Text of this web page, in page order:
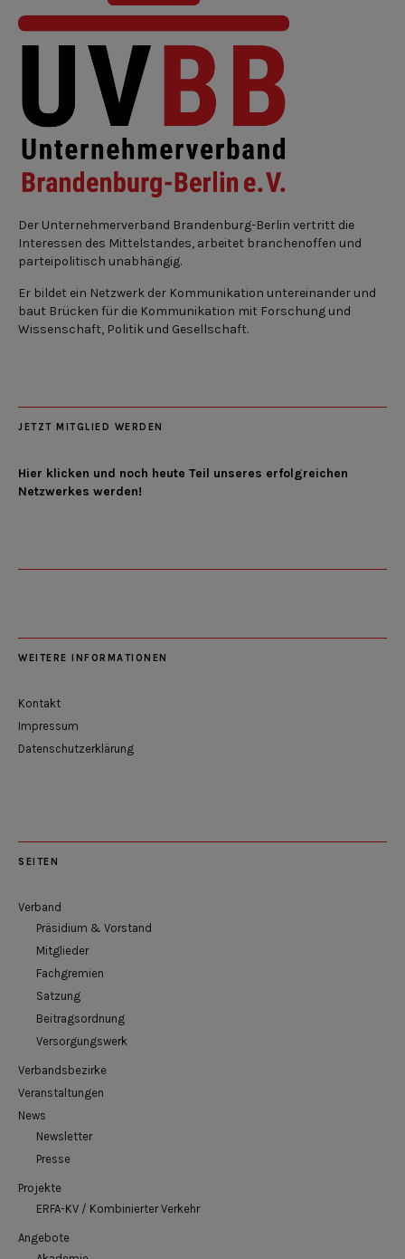
Der Unternehmerverband Brandenburg-Berlin vertritt die
Interessen des Mittelstandes, arbeitet branchenoffen und
parteipolitisch unabhängig.
Er bildet ein Netzwerk der Kommunikation untereinander und
baut Brücken für die Kommunikation mit Forschung und
Wissenschaft, Politik und Gesellschaft.
JETZT MITGLIED WERDEN
Hier klicken und noch heute Teil unseres erfolgreichen
Netzwerkes werden!
WEITERE INFORMATIONEN
Kontakt
Impressum
Datenschutzerklärung
SEITEN
Verband
Präsidium & Vorstand
Mitglieder
Fachgremien
Satzung
Beitragsordnung
Versorgungswerk
Verbandsbezirke
Veranstaltungen
News
Newsletter
Presse
Projekte
ERFA-KV / Kombinierter Verkehr
Angebote